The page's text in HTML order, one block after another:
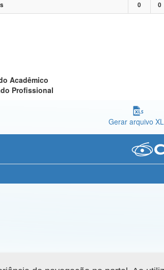
0 0
Acadêmico
Profissional
Gerar arquivo